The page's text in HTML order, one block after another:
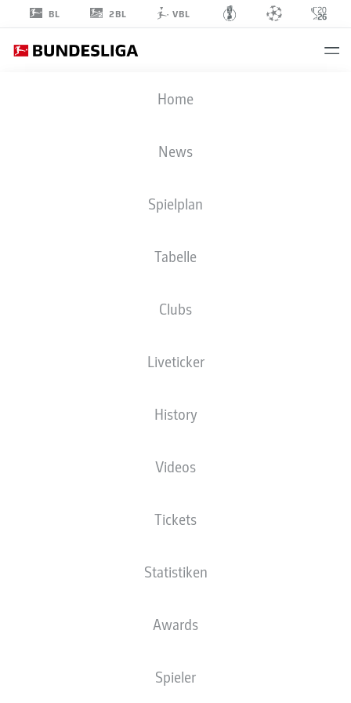
BL 2BL VBL
Home
News
Spielplan
Tabelle
Clubs
Liveticker
History
Videos
Tickets
Statistiken
Awards
Spieler
21.01.1983
NEWS